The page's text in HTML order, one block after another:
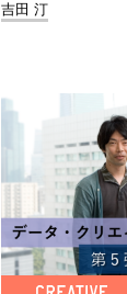
吉田 汀